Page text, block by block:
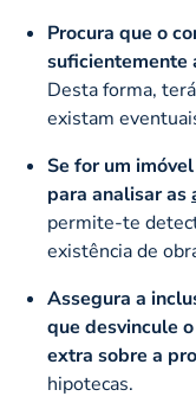
Procura que o
suficientemente
Desta forma,
existam
Se for um
para analisar as
permite-te
existência de
Assegura a
que desvincule
extra sobre a
hipotecas.